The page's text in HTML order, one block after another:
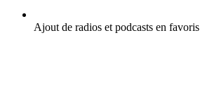
Ajout de radios et podcasts en favoris